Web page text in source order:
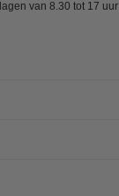
van 8.30 tot 17 uur